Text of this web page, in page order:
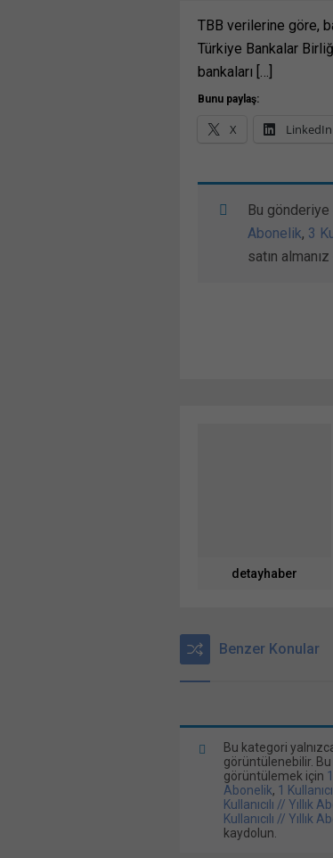
TBB verilerine göre,
Türkiye Bankalar
bankaları […]
Bunu paylaş:
X LinkedIn
Bu
Abonelik, 3
satın
detayhaber
Benzer Konular
Bu kategori
görüntülenebilir.
görüntülemek için
Abonelik, 1
Kullanıcılı // Yıllık
Kullanıcılı // Yıllık
kaydolun.